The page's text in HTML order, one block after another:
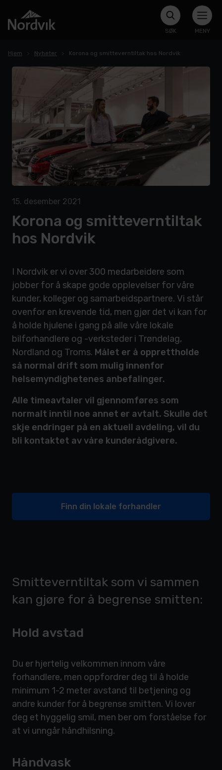
SØK MENY
Hjem Nyheter Korona og smitteverntiltak hos Nordvik
15. desember 2021
Korona og smitteverntiltak
hos Nordvik
I Nordvik er vi over 300 medarbeidere som
jobber for å skape gode opplevelser for våre
kunder, kolleger og samarbeidspartnere. Vi står
ovenfor en krevende tid, men gjør det vi kan for
å holde hjulene i gang på alle våre lokale
bilforhandlere og -verksteder i Trøndelag,
Nordland og Troms. Målet er å opprettholde
så normal drift som mulig innenfor
helsemyndighetenes anbefalinger.
Alle timeavtaler vil gjennomføres som
normalt inntil noe annet er avtalt. Skulle det
skje endringer på en aktuell avdeling, vil du
bli kontaktet av våre kunderådgivere.
Finn din lokale forhandler
Smitteverntiltak som vi sammen
kan gjøre for å begrense smitten:
Hold avstad
Du er hjertelig velkommen innom våre
forhandlere, men oppfordrer deg til å holde
minimum 1-2 meter avstand til betjening og
andre kunder for å begrense smitten. Vi lover
deg et hyggelig smil, men ber om forståelse for
at vi unngår håndhilsning.
Håndvask